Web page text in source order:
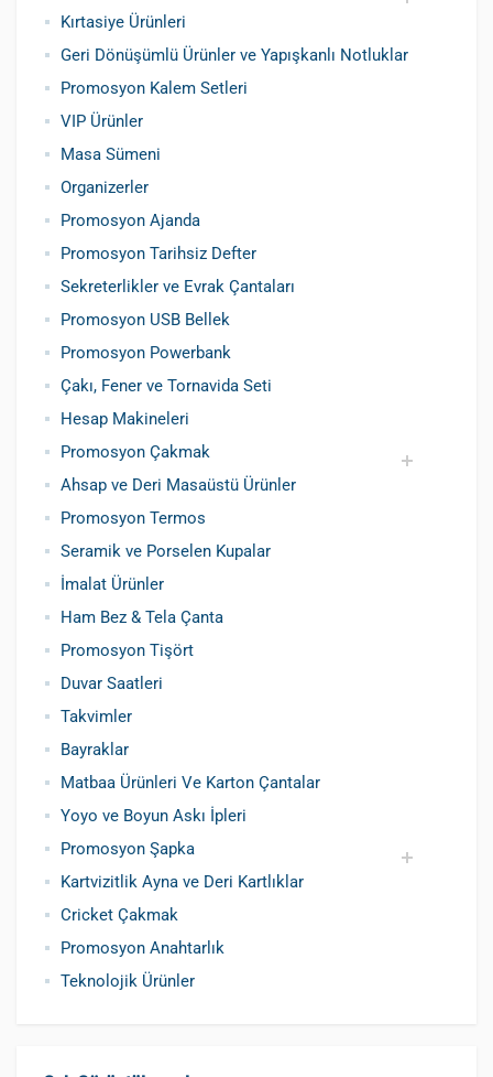
Promosyon Metal Kalem
Promosyon Roller Kalem
Promosyon Dokunmatik Kalem
Promosyon Plastik Kalem
Geri Dönüşümlü ve Tohumlu Kalemler
Promosyon Fosforlu Kalem
Kursun Kalemler
Kırtasiye Ürünleri
Geri Dönüşümlü Ürünler ve Yapışkanlı Notluklar
Promosyon Kalem Setleri
VIP Ürünler
Masa Sümeni
Organizerler
Promosyon Ajanda
Promosyon Tarihsiz Defter
Sekreterlikler ve Evrak Çantaları
Promosyon USB Bellek
Promosyon Powerbank
Çakı, Fener ve Tornavida Seti
Hesap Makineleri
Promosyon Çakmak
Siboplu Çakmak
Manyetolu Çakmak
Ahsap ve Deri Masaüstü Ürünler
Promosyon Termos
Seramik ve Porselen Kupalar
İmalat Ürünler
Ham Bez & Tela Çanta
Promosyon Tişört
Duvar Saatleri
Takvimler
Bayraklar
Matbaa Ürünleri Ve Karton Çantalar
Yoyo ve Boyun Askı İpleri
Promosyon Şapka
Pamuklu Şapka
Polyester Şapka
Baskılı Şapka Toptan
Kartvizitlik Ayna ve Deri Kartlıklar
Cricket Çakmak
Promosyon Anahtarlık
Teknolojik Ürünler